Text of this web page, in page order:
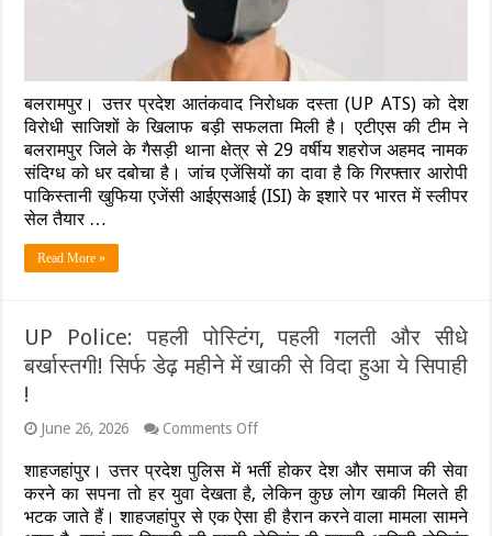
संदिग्ध
गिरफ्तार,
राजस्थान
से
हथियार
लाने
की
थी
साजिश
बलरामपुर। उत्तर प्रदेश आतंकवाद निरोधक दस्ता (UP ATS) को देश
विरोधी साजिशों के खिलाफ बड़ी सफलता मिली है। एटीएस की टीम ने
बलरामपुर जिले के गैसड़ी थाना क्षेत्र से 29 वर्षीय शहरोज अहमद नामक
संदिग्ध को धर दबोचा है। जांच एजेंसियों का दावा है कि गिरफ्तार आरोपी
पाकिस्तानी खुफिया एजेंसी आईएसआई (ISI) के इशारे पर भारत में स्लीपर
सेल तैयार …
Read More »
UP Police: पहली पोस्टिंग, पहली गलती और सीधे
बर्खास्तगी! सिर्फ डेढ़ महीने में खाकी से विदा हुआ ये सिपाही
!
June 26, 2026 Comments Offon
Police:
पहली
पोस्टिंग,
पहली
शाहजहांपुर। उत्तर प्रदेश पुलिस में भर्ती होकर देश और समाज की सेवा
करने का सपना तो हर युवा देखता है, लेकिन कुछ लोग खाकी मिलते ही
भटक जाते हैं। शाहजहांपुर से एक ऐसा ही हैरान करने वाला मामला सामने